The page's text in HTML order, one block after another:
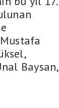
Baysan,